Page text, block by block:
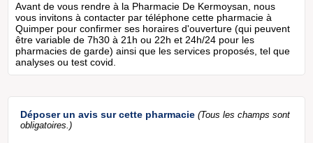
Avant de vous rendre à la Pharmacie De Kermoysan, nous
vous invitons à contacter par téléphone cette pharmacie à
Quimper pour confirmer ses horaires d'ouverture (qui peuvent
être variable de 7h30 à 21h ou 22h et 24h/24 pour les
pharmacies de garde) ainsi que les services proposés, tel que
analyses ou test covid.
Déposer un avis sur cette pharmacie (Tous les champs sont
obligatoires.)